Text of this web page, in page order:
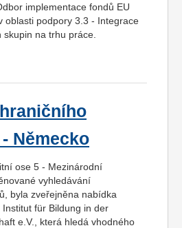
implementace fondů EU
oblasti podpory 3.3 - Integrace
na trhu práce.
Německo
ose 5 - Mezinárodní
vyhledávání
byla zveřejněna nabídka
für Bildung in der
e.V., která hledá vhodného